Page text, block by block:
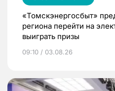
«Томскэнергосбыт»
региона перейти на
выиграть призы
09:10 / 03.08.26